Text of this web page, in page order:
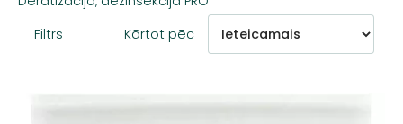
Filtrs
Kārtot pēc